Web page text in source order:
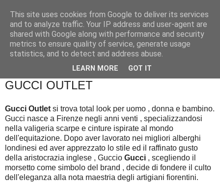
GUCCI OUTLET
Gucci Outlet si trova total look per uomo , donna e bambino.
Gucci nasce a Firenze negli anni venti , specializzandosi
nella valigeria scarpe e cinture ispirate al mondo
dell'equitazione. Dopo aver lavorato nei migliori alberghi
londinesi ed aver apprezzato lo stile ed il raffinato gusto
della aristocrazia inglese , Guccio Gucci , scegliendo il
morsetto come simbolo del brand , decide di fondere il culto
dell'eleganza alla nota maestria degli artigiani fiorentini.
This site uses cookies from Google to deliver its services
and to analyze traffic. Your IP address and user-agent are
shared with Google along with performance and security
metrics to ensure quality of service, generate usage
statistics, and to detect and address abuse.
LEARN MORE GOT IT